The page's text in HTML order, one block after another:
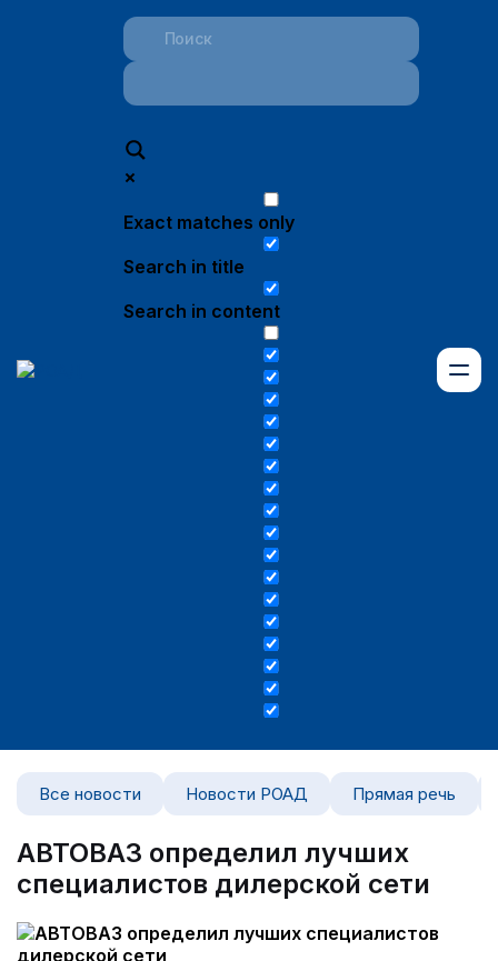
Exact matches only
Search in title
Search in content
Все новости Новости РОАД Прямая речь
АВТОВАЗ определил лучших
специалистов дилерской сети